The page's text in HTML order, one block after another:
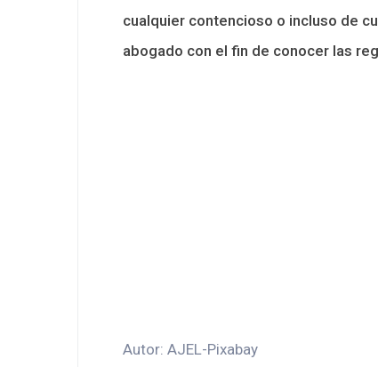
cualquier contencioso o incluso de
abogado con el fin de conocer las
Autor: AJEL-Pixabay